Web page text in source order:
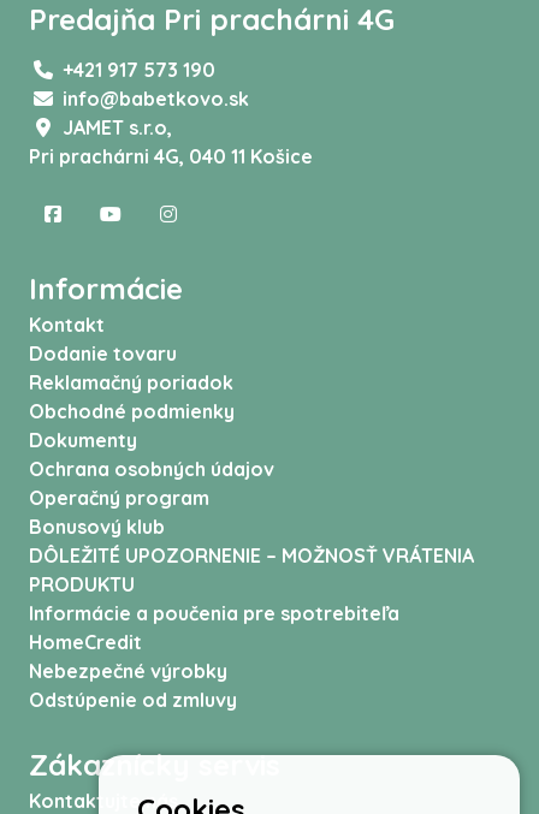
Predajňa Pri prachárni 4G
+421 917 573 190
info@babetkovo.sk
JAMET s.r.o,
Pri prachárni 4G, 040 11 Košice
Informácie
Kontakt
Dodanie tovaru
Reklamačný poriadok
Obchodné podmienky
Dokumenty
Ochrana osobných údajov
Operačný program
Bonusový klub
DÔLEŽITÉ UPOZORNENIE – MOŽNOSŤ VRÁTENIA
PRODUKTU
Informácie a poučenia pre spotrebiteľa
HomeCredit
Nebezpečné výrobky
Odstúpenie od zmluvy
Zákaznícky servis
Kontaktujte nás